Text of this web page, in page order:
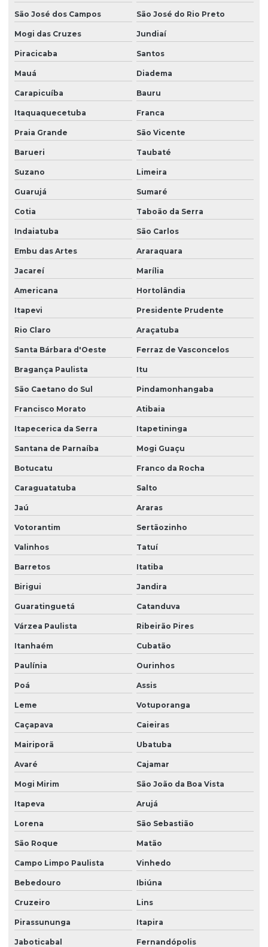
Empresa de limpeza de vidros e fachadas sp
Empresa de manutenção predial
Empresa de portaria e limpeza
Empresa de portaria e recepção
Empresa de portaria remota
Empresa de recepcionista terceirização
Empresa de serviço terceirizado
Empresa de serviços terceirizados
Empresa de serviços terceirizados de limpeza
Empresa de terceirização de limpeza
Empresa de terceirização de mão de obra
Empresa de terceirização de serviços gerais
Empresa de terceirização de serviços de limpeza
Empresa terceirização de zelador
Empresa terceirização zeladoria
Empresa terceirizada de limpeza
Empresa terceirizada portaria
Empresa de zeladoria e portaria
Empresas de limpeza zeladoria
Empresas de portaria virtual
Empresas de recepção e atendimento
Facilities limpeza
Facilities serviços
Facilities terceirização
Facility comercial
Facility empresa de limpeza
Facility empresa terceirizada
Facility limpeza e conservação
Facility services limpeza
Facility serviços terceirizados
Facility terceirizacao de mao de obra
Lavadora de piso para galpão
Lavagem de vidros e fachadas
Limpeza e conservação terceirizada
Limpeza conservação e zeladoria
Limpeza empresarial
Limpeza empresarial especializada
Limpeza empresarial terceirizada
Limpeza escritorio terceirizada
Limpeza de fachada comercial
São José dos Campos São José do Rio Preto
Mogi das Cruzes Jundiaí
Piracicaba Santos
Mauá Diadema
Carapicuíba Bauru
Itaquaquecetuba Franca
Praia Grande São Vicente
Barueri Taubaté
Suzano Limeira
Guarujá Sumaré
Cotia Taboão da Serra
Indaiatuba São Carlos
Embu das Artes Araraquara
Jacareí Marília
Americana Hortolândia
Itapevi Presidente Prudente
Rio Claro Araçatuba
Santa Bárbara d'Oeste Ferraz de Vasconcelos
Bragança Paulista Itu
São Caetano do Sul Pindamonhangaba
Francisco Morato Atibaia
Itapecerica da Serra Itapetininga
Santana de Parnaíba Mogi Guaçu
Botucatu Franco da Rocha
Caraguatatuba Salto
Jaú Araras
Votorantim Sertãozinho
Valinhos Tatuí
Barretos Itatiba
Birigui Jandira
Guaratinguetá Catanduva
Várzea Paulista Ribeirão Pires
Itanhaém Cubatão
Paulínia Ourinhos
Poá Assis
Leme Votuporanga
Caçapava Caieiras
Mairiporã Ubatuba
Avaré Cajamar
Mogi Mirim São João da Boa Vista
Itapeva Arujá
Lorena São Sebastião
São Roque Matão
Campo Limpo Paulista Vinhedo
Bebedouro Ibiúna
Cruzeiro Lins
Pirassununga Itapira
Jaboticabal Fernandópolis